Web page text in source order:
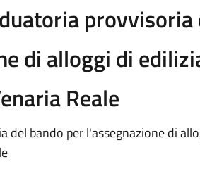
provvisoria
di alloggi di
Reale
bando per l'assegnazione di